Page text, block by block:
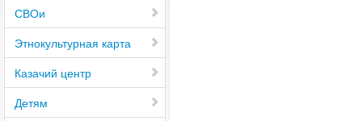
СВОи
Этнокультурная карта
Казачий центр
Детям